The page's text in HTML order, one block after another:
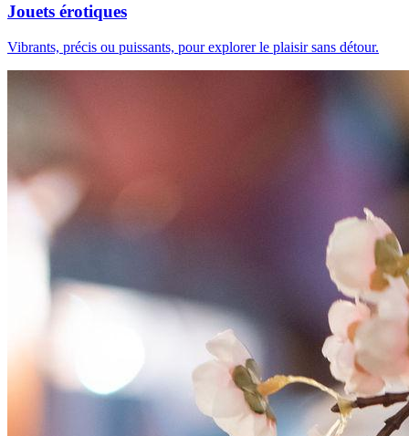
Jouets érotiques
Vibrants, précis ou puissants, pour explorer le plaisir sans détour.